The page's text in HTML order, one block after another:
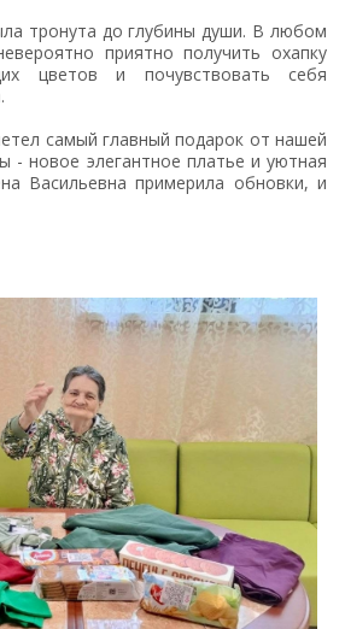
тронута до глубины души. В любом
приятно получить охапку
цветов и почувствовать себя
самый главный подарок от нашей
- новое элегантное платье и уютная
Васильевна примерила обновки, и